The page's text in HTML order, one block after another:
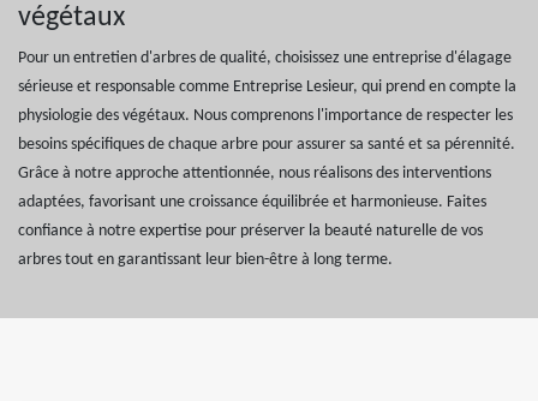
végétaux
Pour un entretien d'arbres de qualité, choisissez une entreprise d'élagage
sérieuse et responsable comme Entreprise Lesieur, qui prend en compte la
physiologie des végétaux. Nous comprenons l'importance de respecter les
besoins spécifiques de chaque arbre pour assurer sa santé et sa pérennité.
Grâce à notre approche attentionnée, nous réalisons des interventions
adaptées, favorisant une croissance équilibrée et harmonieuse. Faites
confiance à notre expertise pour préserver la beauté naturelle de vos
arbres tout en garantissant leur bien-être à long terme.